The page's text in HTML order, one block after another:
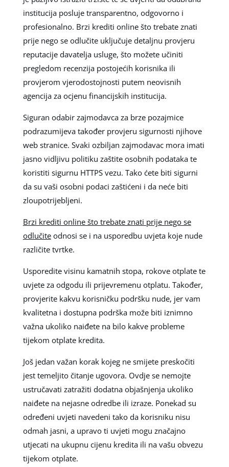
institucija posluje transparentno, odgovorno i
profesionalno. Brzi krediti online što trebate znati
prije nego se odlučite uključuje detaljnu provjeru
reputacije davatelja usluge, što možete učiniti
pregledom recenzija postojećih korisnika ili
provjerom vjerodostojnosti putem neovisnih
agencija za ocjenu financijskih institucija.
Siguran odabir zajmodavca za brze pozajmice
podrazumijeva također provjeru sigurnosti njihove
web stranice. Svaki ozbiljan zajmodavac mora imati
jasno vidljivu politiku zaštite osobnih podataka te
koristiti sigurnu HTTPS vezu. Tako ćete biti sigurni
da su vaši osobni podaci zaštićeni i da neće biti
zloupotrijebljeni.
Brzi krediti online što trebate znati prije nego se
odlučiteodnosi se i na usporedbu uvjeta koje nude
različite tvrtke.
Usporedite visinu kamatnih stopa, rokove otplate te
uvjete za odgodu ili prijevremenu otplatu. Također,
provjerite kakvu korisničku podršku nude, jer vam
kvalitetna i dostupna podrška može biti iznimno
važna ukoliko naiđete na bilo kakve probleme
tijekom otplate kredita.
Još jedan važan korak kojeg ne smijete preskočiti
jest temeljito čitanje ugovora. Ovdje se nemojte
ustručavati zatražiti dodatna objašnjenja ukoliko
naiđete na nejasne odredbe ili izraze. Ponekad su
određeni uvjeti navedeni tako da korisniku nisu
odmah jasni, a upravo ti uvjeti mogu značajno
utjecati na ukupnu cijenu kredita ili na vašu obvezu
tijekom otplate.